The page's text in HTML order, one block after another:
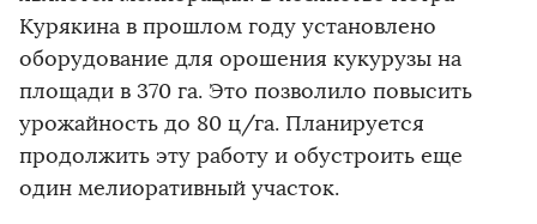
Курякина в прошлом году установлено
оборудование для орошения кукурузы на
площади в 370 га. Это позволило повысить
урожайность до 80 ц/га. Планируется
продолжить эту работу и обустроить еще
один мелиоративный участок.